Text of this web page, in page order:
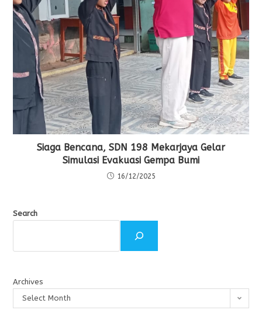
Siaga Bencana, SDN 198 Mekarjaya Gelar
Simulasi Evakuasi Gempa Bumi
16/12/2025
Search
Archives
Select Month